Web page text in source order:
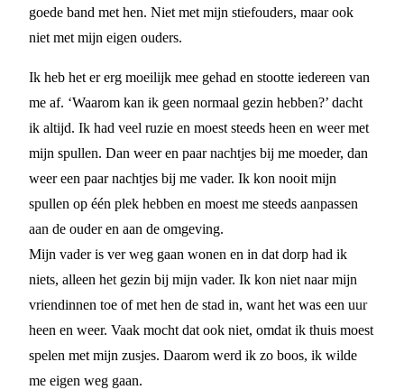
goede band met hen. Niet met mijn stiefouders, maar ook
niet met mijn eigen ouders.
Ik heb het er erg moeilijk mee gehad en stootte iedereen van
me af. ‘Waarom kan ik geen normaal gezin hebben?’ dacht
ik altijd. Ik had veel ruzie en moest steeds heen en weer met
mijn spullen. Dan weer en paar nachtjes bij me moeder, dan
weer een paar nachtjes bij me vader. Ik kon nooit mijn
spullen op één plek hebben en moest me steeds aanpassen
aan de ouder en aan de omgeving.
Mijn vader is ver weg gaan wonen en in dat dorp had ik
niets, alleen het gezin bij mijn vader. Ik kon niet naar mijn
vriendinnen toe of met hen de stad in, want het was een uur
heen en weer. Vaak mocht dat ook niet, omdat ik thuis moest
spelen met mijn zusjes. Daarom werd ik zo boos, ik wilde
me eigen weg gaan.